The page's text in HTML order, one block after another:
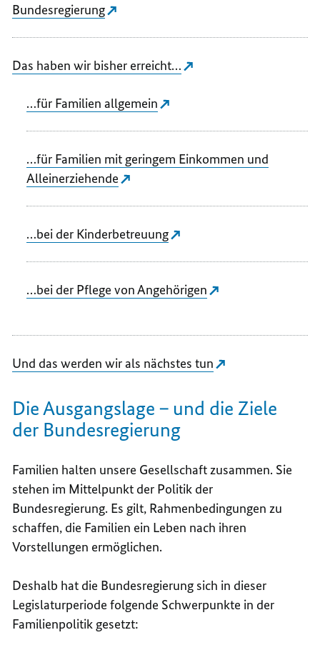
Bundesregierung
Das haben wir bisher erreicht…
…für Familien allgemein
…für Familien mit geringem Einkommen und
Alleinerziehende
…bei der Kinderbetreuung
…bei der Pflege von Angehörigen
Und das werden wir als nächstes tun
Die Ausgangslage – und die Ziele
der Bundesregierung
Familien halten unsere Gesellschaft zusammen. Sie
stehen im Mittelpunkt der Politik der
Bundesregierung. Es gilt, Rahmenbedingungen zu
schaffen, die Familien ein Leben nach ihren
Vorstellungen ermöglichen.
Deshalb hat die Bundesregierung sich in dieser
Legislaturperiode folgende Schwerpunkte in der
Familienpolitik gesetzt: